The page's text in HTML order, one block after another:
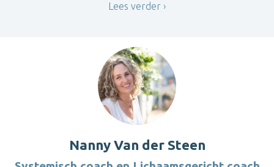
Lees verder
Nanny Van der Steen